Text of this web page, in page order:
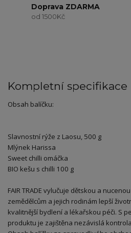
Doprava ZDARMA
od 1500Kč
Kompletní specifikace
Obsah balíčku:
Slavnostní rýže z Laosu, 500 g
Mlýnek Harissa
Sweet chilli omáčka
BIO kešu s chilli 100 g
FAIR TRADE vylučuje dětskou a
zemědělcům a jejich rodinám lepší
kvalitnější bydlení a lékařskou péči. S
produktu je zajištěna nezávislá kontrola